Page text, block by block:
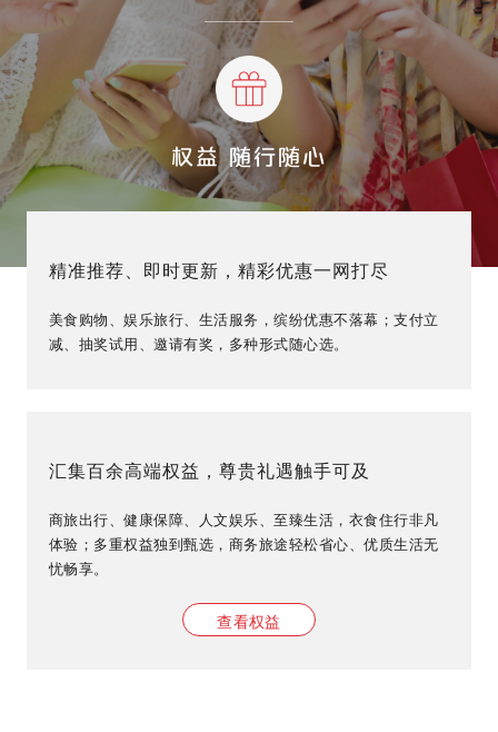
权益 随行随心
精准推荐、即时更新，精彩优惠一网打尽
美食购物、娱乐旅行、生活服务，缤纷优惠不落幕；支付立
减、抽奖试用、邀请有奖，多种形式随心选。
汇集百余高端权益，尊贵礼遇触手可及
商旅出行、健康保障、人文娱乐、至臻生活，衣食住行非凡
体验；多重权益独到甄选，商务旅途轻松省心、优质生活无
忧畅享。
查看权益